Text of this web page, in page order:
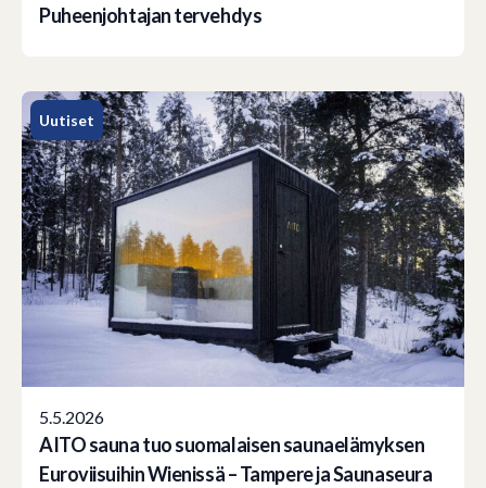
Puheenjohtajan tervehdys
Uutiset
5.5.2026
AITO sauna tuo suomalaisen saunaelämyksen
Euroviisuihin Wienissä – Tampere ja Saunaseura